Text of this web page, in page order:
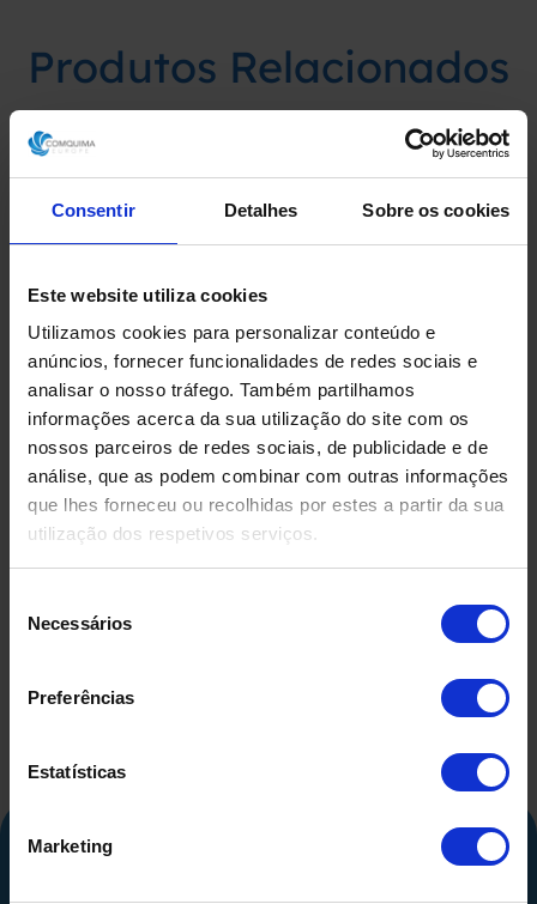
Consentir Detalhes Sobre os cookies
Este website utiliza cookies
Utilizamos cookies para personalizar conteúdo e
anúncios, fornecer funcionalidades de redes sociais e
analisar o nosso tráfego. Também partilhamos
informações acerca da sua utilização do site com os
nossos parceiros de redes sociais, de publicidade e de
análise, que as podem combinar com outras informações
que lhes forneceu ou recolhidas por estes a partir da sua
utilização dos respetivos serviços.
Necessários
Preferências
Estatísticas
Marketing
Produtos Relacionados
DEPÓSITO EM FIBRA DE
VIDRO USADO
500